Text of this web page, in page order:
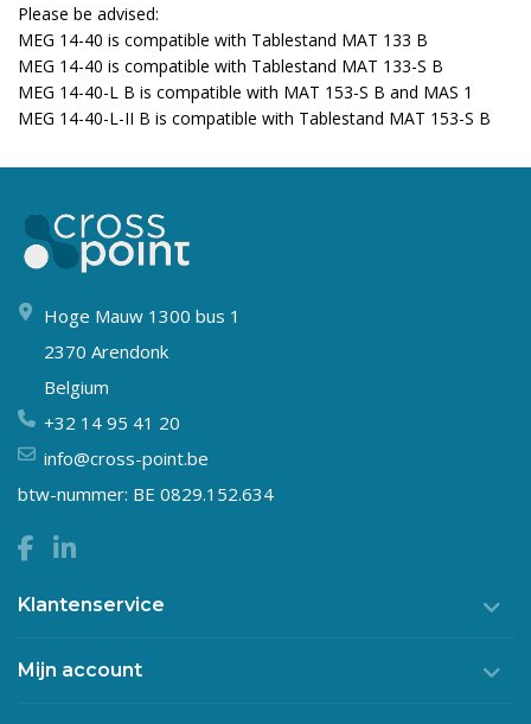
Please be advised:
MEG 14-40 is compatible with Tablestand MAT 133 B
MEG 14-40 is compatible with Tablestand MAT 133-S B
MEG 14-40-L B is compatible with MAT 153-S B and MAS 1
MEG 14-40-L-II B is compatible with Tablestand MAT 153-S B
Hoge Mauw 1300 bus 1
2370 Arendonk
Belgium
+32 14 95 41 20
info@cross-point.be
btw-nummer: BE 0829.152.634
Klantenservice
Mijn account